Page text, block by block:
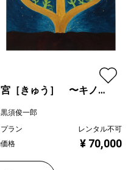
宮［きゅう］ 〜キノセ
黒須俊一郎
プラン
レンタル不可
価格
¥ 70,000